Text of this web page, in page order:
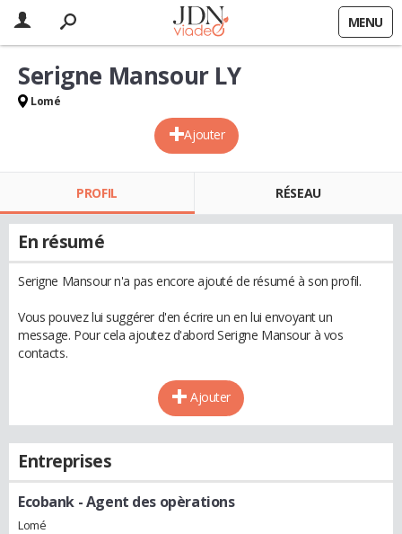
MENU
Ajouter
Serigne Mansour LY
Lomé
PROFIL RÉSEAU
En résumé
Serigne Mansour n'a pas encore ajouté de résumé à son profil.
Vous pouvez lui suggérer d'en écrire un en lui envoyant un
message. Pour cela ajoutez d'abord Serigne Mansour à vos
contacts.
Ajouter
Entreprises
Ecobank - Agent des opèrations
Lomé